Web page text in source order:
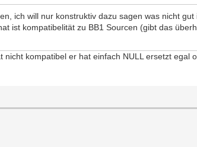
ich will nur konstruktiv dazu sagen was nicht
ist kompatibelität zu BB1 Sourcen (gibt das
nicht kompatibel er hat einfach NULL ersetzt